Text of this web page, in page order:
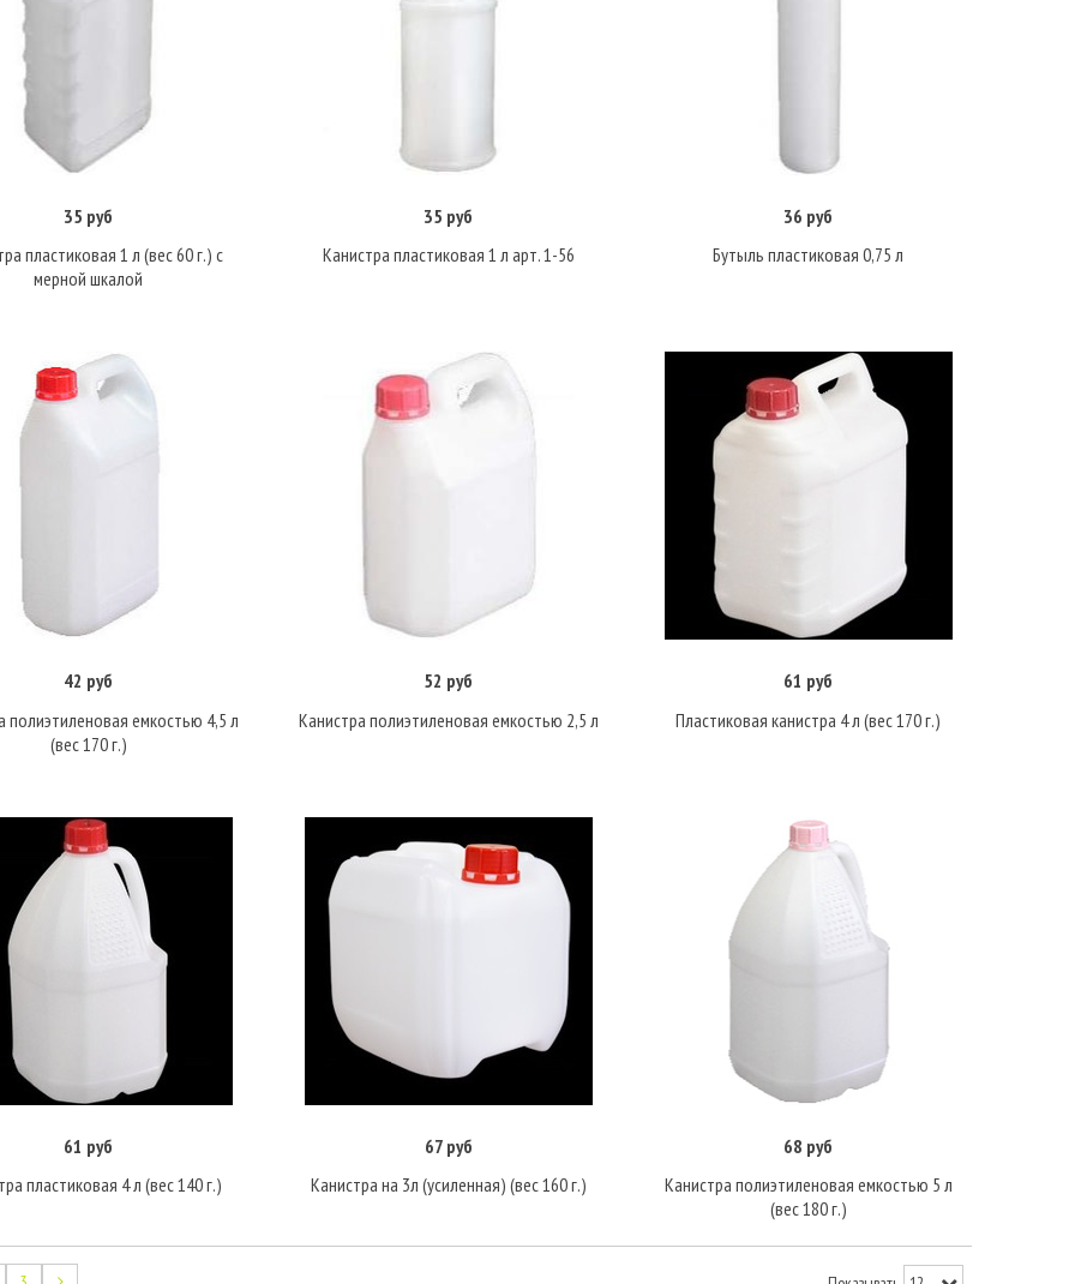
В корзину
35 руб
пластиковая 1 л (вес 60 г.) с
мерной шкалой
Подробнее
35 руб
Канистра пластиковая 1 л арт. 1-56
В корзину
36 руб
Бутыль пластиковая 0,75 л
Подробнее
42 руб
полиэтиленовая емкостью 4,5 л
(вес 170 г.)
Подробнее
52 руб
Канистра полиэтиленовая емкостью 2,5 л
Подробнее
61 руб
Пластиковая канистра 4 л (вес 170 г.)
Подробнее
61 руб
пластиковая 4 л (вес 140 г.)
Подробнее
67 руб
Канистра на 3л (усиленная) (вес 160 г.)
Подробнее
68 руб
Канистра полиэтиленовая емкостью 5 л
(вес 180 г.)